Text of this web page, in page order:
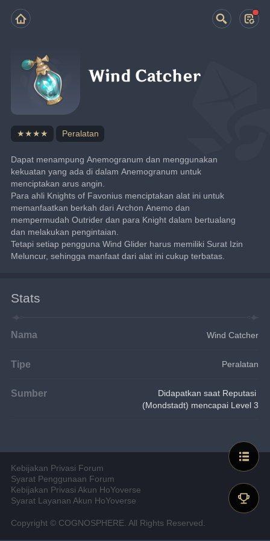
Wind Catcher
★★★★ Peralatan
Dapat menampung Anemogranum dan menggunakan
kekuatan yang ada di dalam Anemogranum untuk
menciptakan arus angin.
Para ahli Knights of Favonius menciptakan alat ini untuk
memanfaatkan berkah dari Archon Anemo dan
mempermudah Outrider dan para Knight dalam bertualang
dan melakukan pengintaian.
Tetapi setiap pengguna Wind Glider harus memiliki Surat Izin
Meluncur, sehingga manfaat dari alat ini cukup terbatas.
Stats
Nama Wind Catcher
Tipe Peralatan
Sumber
Didapatkan saat Reputasi
(Mondstadt) mencapai Level 3
Kebijakan Privasi Forum
Syarat Penggunaan Forum
Kebijakan Privasi Akun HoYoverse
Syarat Layanan Akun HoYoverse
Copyright © COGNOSPHERE. All Rights Reserved.